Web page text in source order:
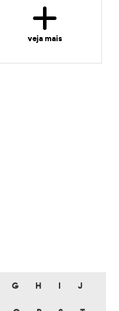
veja mais
G H J